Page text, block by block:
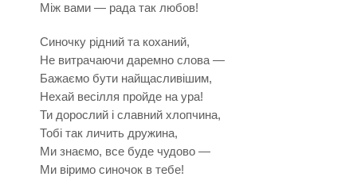
Між вами — рада так любов!
Синочку рідний та коханий,
Не витрачаючи даремно слова —
Бажаємо бути найщасливішим,
Нехай весілля пройде на ура!
Ти дорослий і славний хлопчина,
Тобі так личить дружина,
Ми знаємо, все буде чудово —
Ми віримо синочок в тебе!